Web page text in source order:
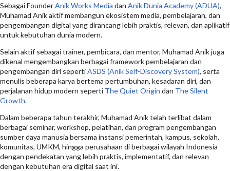
Sebagai FounderAnik Works Media dan Anik Dunia Academy (ADUA),
Muhamad Anik aktif membangun ekosistem media, pembelajaran, dan
pengembangan digital yang dirancang lebih praktis, relevan, dan aplikatif
untuk kebutuhan dunia modern.
Selain aktif sebagai trainer, pembicara, dan mentor, Muhamad Anik juga
dikenal mengembangkan berbagai framework pembelajaran dan
pengembangan diri sepertiASDS (Anik Self-Discovery System), serta
menulis beberapa karya bertema pertumbuhan, kesadaran diri, dan
perjalanan hidup modern seperti The Quiet Origin dan The Silent
Growth.
Dalam beberapa tahun terakhir, Muhamad Anik telah terlibat dalam
berbagai seminar, workshop, pelatihan, dan program pengembangan
sumber daya manusia bersama instansi pemerintah, kampus, sekolah,
komunitas, UMKM, hingga perusahaan di berbagai wilayah Indonesia
dengan pendekatan yang lebih praktis, implementatif, dan relevan
dengan kebutuhan era digital saat ini.